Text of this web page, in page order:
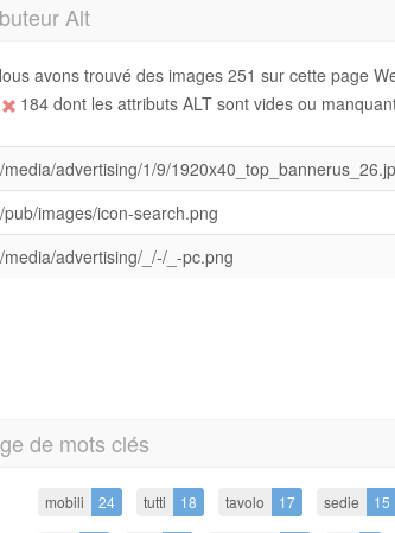
Alt
avons trouvé des images 251 sur cette page
184 dont les attributs ALT sont vides ou
/media/advertising/1/9/
/pub/images/icon-search.png
/media/advertising/_/-/_-pc.png
de mots clés
mobili 24 tutti 18 tavolo 17 sedie 15